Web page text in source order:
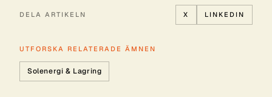
DELA ARTIKELN X LINKEDIN
UTFORSKA RELATERADE ÄMNEN
Solenergi & Lagring